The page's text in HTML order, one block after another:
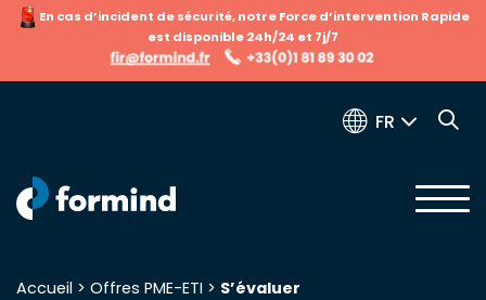
En cas d’incident de sécurité, notre Force d’intervention Rapide
est disponible 24h/24 et 7j/7
FR
Accueil > Offres PME-ETI > S’évaluer